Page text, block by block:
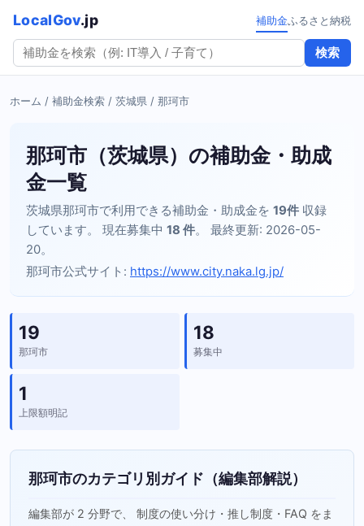
LocalGov.jp
検索
補助金ふるさと納税
ホーム / 補助金検索 / 茨城県 / 那珂市
那珂市（茨城県）の補助金・助成
金一覧
茨城県那珂市で利用できる補助金・助成金を 19件 収録
しています。 現在募集中 18 件。 最終更新: 2026-05-
20。
那珂市公式サイト: https://www.city.naka.lg.jp/
19
那珂市
18
募集中
1
上限額明記
那珂市のカテゴリ別ガイド（編集部解説）
編集部が 2 分野で、 制度の使い分け・推し制度・FAQ をま